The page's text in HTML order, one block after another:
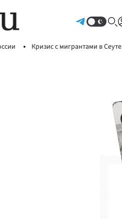
Кризис с мигрантами в Сеуте